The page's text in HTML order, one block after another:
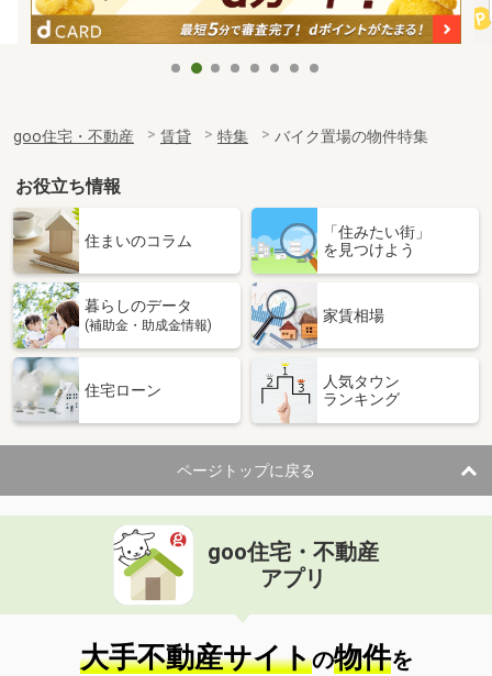
goo住宅・不動産 賃貸 特集 バイク置場の物件特集
お役立ち情報
住まいのコラム
「住みたい街」
を見つけよう
暮らしのデータ
(補助金・助成金情報)
家賃相場
住宅ローン
人気タウン
ランキング
ページトップに戻る
goo住宅・不動産
アプリ
大手不動産サイトの物件を